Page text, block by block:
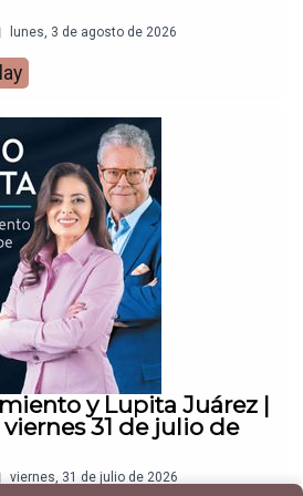
lunes, 3 de agosto de 2026
y Lupita Juárez |
31 de julio de
viernes, 31 de julio de 2026